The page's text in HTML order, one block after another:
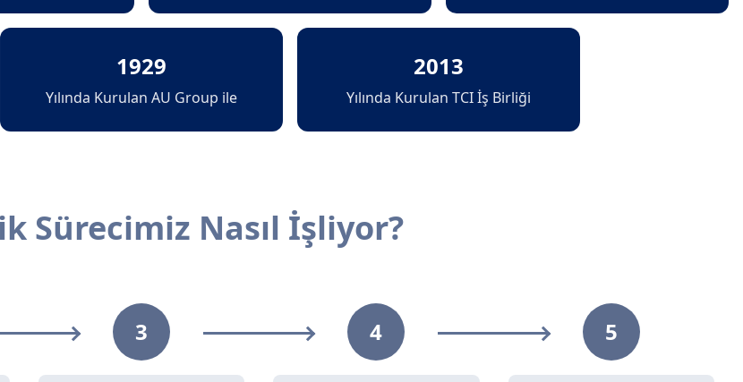
1929
Yılında Kurulan AU Group ile
2013
Yılında Kurulan TCI İş Birliği
Sürecimiz Nasıl İşliyor?
3 4 5